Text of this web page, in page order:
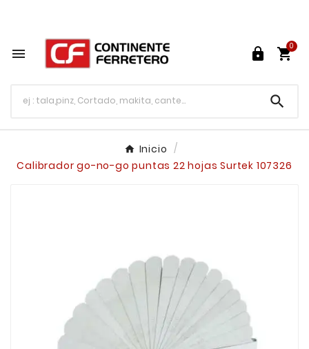
  
0

Inicio
Calibrador go-no-go puntas 22 hojas Surtek 107326